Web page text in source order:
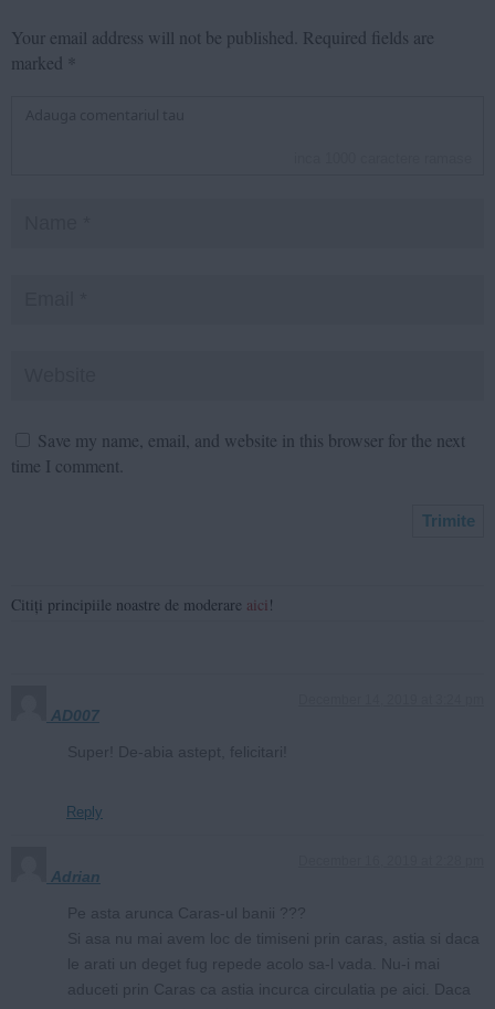
Your email address will not be published. Required fields are
marked *
Save my name, email, and website in this browser for the next
time I comment.
Citiți principiile noastre de moderare aici !
AD007
Reply
Adrian